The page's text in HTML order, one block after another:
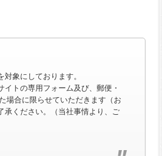
象にしております。
トの専用フォーム及び、郵便・
場合に限らせていただきます（お
承ください。（当社事情より、ご